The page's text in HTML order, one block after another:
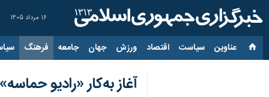
۱۶ مرداد ۱۴۰۵
عناوین‌ سیاست اقتصاد ورزش جهان جامعه فرهنگ
آغاز به‌کار «رادیو